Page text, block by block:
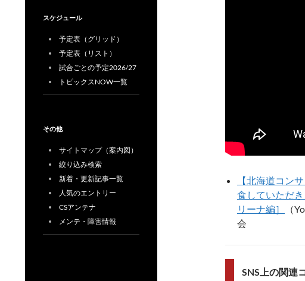
【北海道コン
食していただ
リーナ編］
（
会
SNS上の関連
スケジュール
予定表（グリッド）
予定表（リスト）
試合ごとの予定2026/27
トピックスNOW一覧
その他
サイトマップ（案内図）
絞り込み検索
新着・更新記事一覧
人気のエントリー
CSアンテナ
メンテ・障害情報